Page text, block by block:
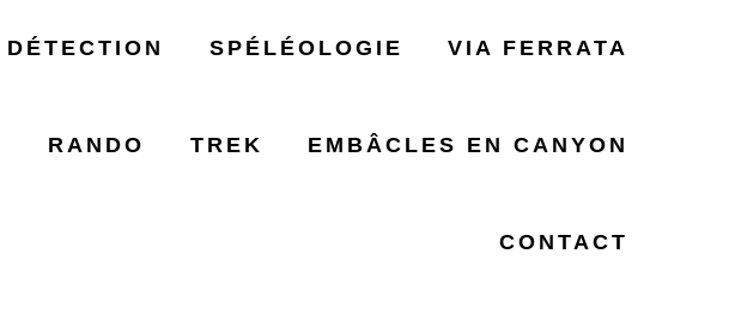
DÉTECTION SPÉLÉOLOGIE VIA FERRATA
RANDO TREK EMBÂCLES EN CANYON
CONTACT